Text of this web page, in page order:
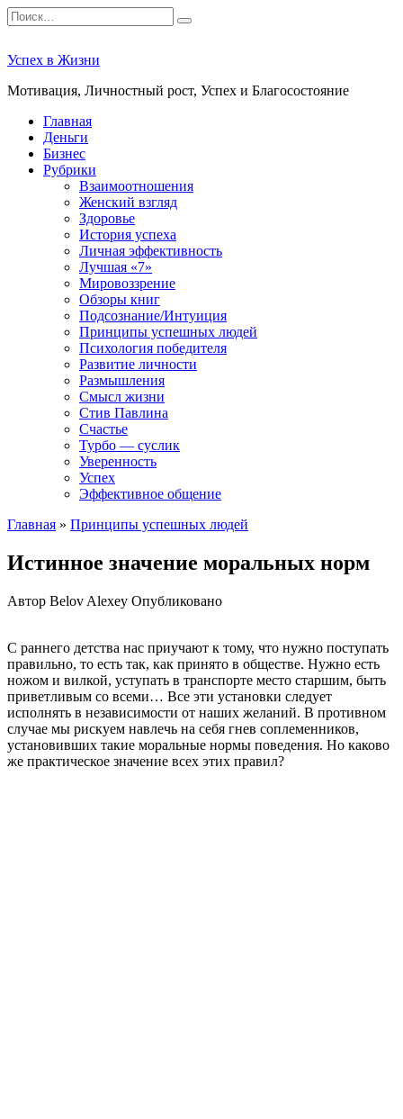
Перейти
к
Search
for:
Успех в Жизни
Мотивация, Личностный рост, Успех и Благосостояние
Главная
Деньги
Бизнес
Рубрики
Взаимоотношения
Женский взгляд
Здоровье
История успеха
Личная эффективность
Лучшая «7»
Мировоззрение
Обзоры книг
Подсознание/Интуиция
Принципы успешных людей
Психология победителя
Развитие личности
Размышления
Смысл жизни
Стив Павлина
Счастье
Турбо — суслик
Уверенность
Успех
Эффективное общение
Главная » Принципы успешных людей
Истинное значение моральных норм
Автор Belov Alexey Опубликовано
С раннего детства нас приучают к тому, что нужно поступать
правильно, то есть так, как принято в обществе. Нужно есть
ножом и вилкой, уступать в транспорте место старшим, быть
приветливым со всеми… Все эти установки следует
исполнять в независимости от наших желаний. В противном
случае мы рискуем навлечь на себя гнев соплеменников,
установивших такие моральные нормы поведения. Но каково
же практическое значение всех этих правил?